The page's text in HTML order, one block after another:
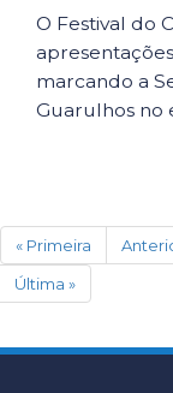
O Festival do
marcando a
Guarulhos no
« Primeira
Última »